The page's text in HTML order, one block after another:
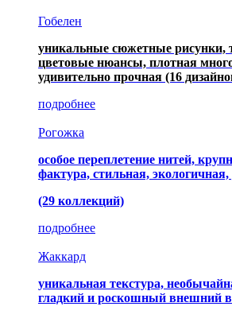
Гобелен
уникальные сюжетные рисунки,
цветовые нюансы, плотная
удивительно прочная (16
подробнее
Рогожка
особое переплетение нитей,
фактура, стильная, экологичная,
(29 коллекций)
подробнее
Жаккард
уникальная текстура,
гладкий и роскошный внешний